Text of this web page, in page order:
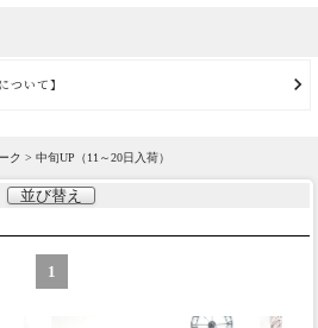
ク > 中旬UP（11～20日入荷）
並び替え
1